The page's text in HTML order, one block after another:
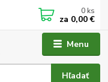
Menu
Hľadať
0 ks
za 0,00 €